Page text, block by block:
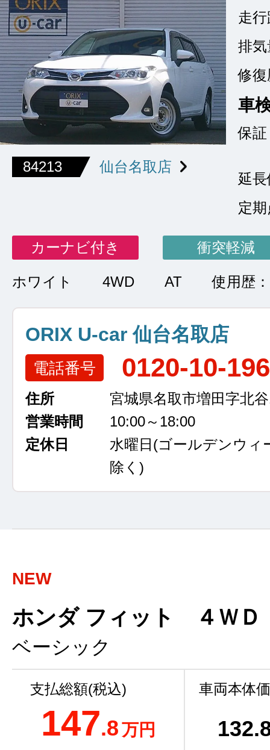
84213 仙台名取店
走
排気
修復
車
保証
延
定
カーナビ付き 衝突軽減
ホワイト 4WD AT 使用歴
ORIX U-car 仙台名取店
電話番号 0120-10-
住所
宮城県名取市増田字北
営業時間
10:00～18:00
定休日
水曜日 (ゴールデンウィ
除く)
NEW
ホンダ フィット ４ＷＤ
ベーシック
支払総額(税込)
147.8万円
車両本体
132